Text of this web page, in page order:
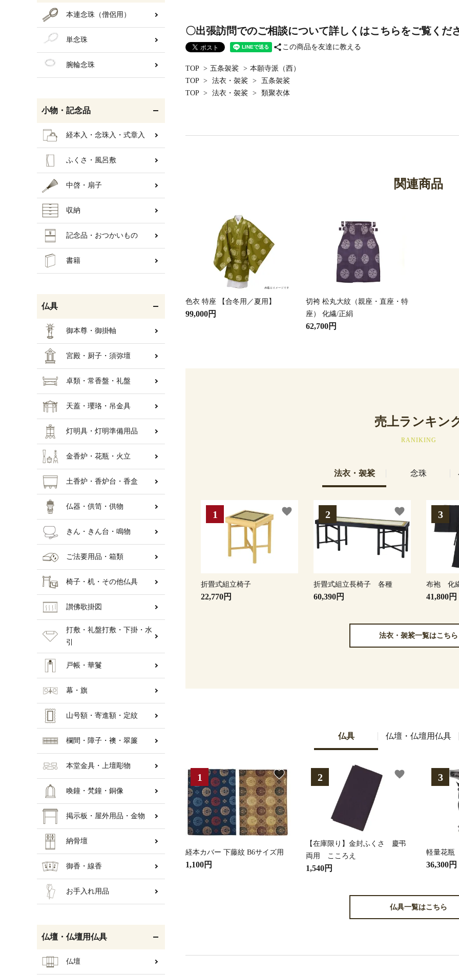
〇出張訪問でのご相談について詳しくはこちらをご覧くだ
share この商品を友達に教える
TOP > 五条袈裟 > 本願寺派（西）
TOP > 法衣・袈裟 >
五条袈裟
TOP > 法衣・袈裟 > 類聚衣体
関連商品
色衣 特座 【合冬用／夏用】
99,000円
切袴 松丸大紋（親座・直座・特
座） 化繊/正絹
62,700円
売上ランキン
RANIKING
法衣・袈裟 念珠
折畳式組立椅子
22,770円
favorite
折畳式組立長椅子 各種
60,390円
favorite
布袍 化
41,800円
法衣・袈裟一覧はこちら
仏具 仏壇・仏壇用仏具
経本カバー 下藤紋 B6サイズ用
1,100円
favorite
【在庫限り】金封ふくさ 慶弔
両用 こころえ
1,540円
favorite
軽量花
36,300円
仏具一覧はこちら
本連念珠（僧侶用）
単念珠
腕輪念珠
小物・記念品
経本入・念珠入・式章入
ふくさ・風呂敷
中啓・扇子
収納
記念品・おつかいもの
書籍
仏具
御本尊・御掛軸
宮殿・厨子・須弥壇
卓類・常香盤・礼盤
天蓋・瓔珞・吊金具
灯明具・灯明準備用品
金香炉・花瓶・火立
土香炉・香炉台・香盒
仏器・供笥・供物
きん・きん台・鳴物
ご法要用品・箱類
椅子・机・その他仏具
讃佛歌掛図
打敷・礼盤打敷・下掛・水
引
戸帳・華鬘
幕・旗
山号額・寄進額・定紋
欄間・障子・襖・翠簾
本堂金具・上壇彫物
喚鐘・梵鐘・銅像
掲示板・屋外用品・金物
納骨壇
御香・線香
お手入れ用品
仏壇・仏壇用仏具
仏壇